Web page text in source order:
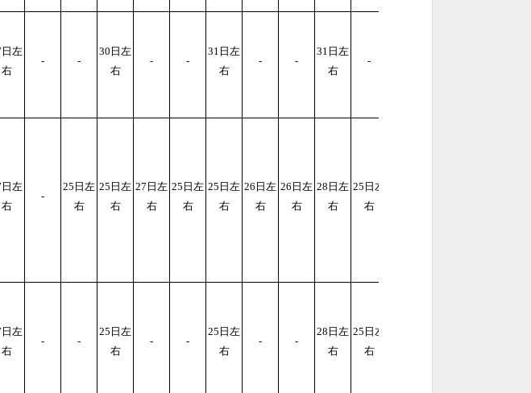
左
右
- -
30日左
右
- -
31日左
右
- -
31日左
右
-
左
右
-
25日左
右
25日左
右
27日左
右
25日左
右
25日左
右
26日左
右
26日左
右
28日左
右
25日左
右
左
右
- -
25日左
右
- -
25日左
右
- -
28日左
右
25日左
右